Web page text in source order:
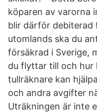
köparen av varorna
blir därför
utomlands ska du
försäkrad i Sverige,
du flyttar till och hur
tullräknare kan
och andra avgifter
Uträkningen är inte